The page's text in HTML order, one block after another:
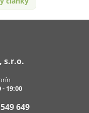
s​.r​.o​.
- 19:00
649